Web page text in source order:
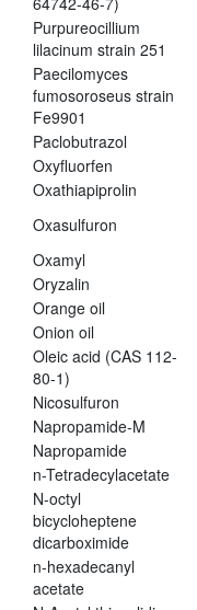
Purpureocillium
lilacinum strain 251
Paecilomyces
fumosoroseus strain
Fe9901
Paclobutrazol
Oxyfluorfen
Oxathiapiprolin
Oxasulfuron
Oxamyl
Oryzalin
Orange oil
Onion oil
Oleic acid (CAS 112-
80-1)
Nicosulfuron
Napropamide-M
Napropamide
n-Tetradecylacetate
N-octyl
bicycloheptene
dicarboximide
n-hexadecanyl
acetate